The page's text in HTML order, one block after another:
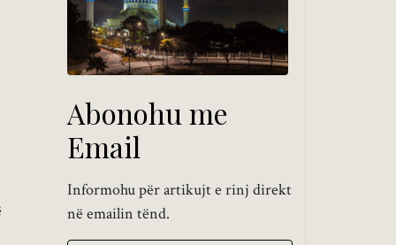
Abonohu me
Email
Informohu për artikujt e rinj direkt
në emailin tënd.